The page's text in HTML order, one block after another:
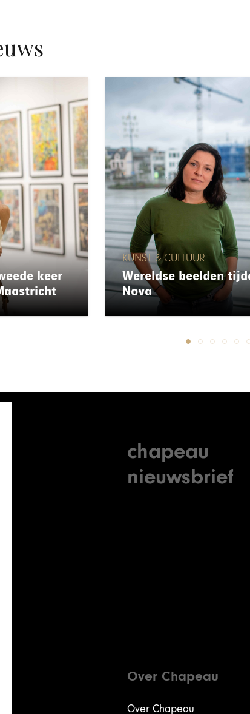
keer
KUNST & CULTUUR
Wereldse beelden
Nova
chapeau
nieuwsbrief
Over Chapeau
Over Chapeau